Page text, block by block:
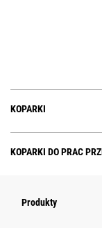
KOPARKI
KOPARKI DO PRAC
Produkty